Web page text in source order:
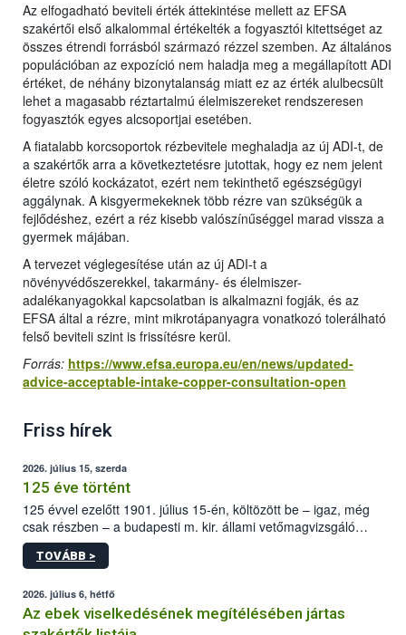
Az elfogadható beviteli érték áttekintése mellett az EFSA
szakértői első alkalommal értékelték a fogyasztói kitettséget az
összes étrendi forrásból származó rézzel szemben. Az általános
populációban az expozíció nem haladja meg a megállapított ADI
értéket, de néhány bizonytalanság miatt ez az érték alulbecsült
lehet a magasabb réztartalmú élelmiszereket rendszeresen
fogyasztók egyes alcsoportjai esetében.
A fiatalabb korcsoportok rézbevitele meghaladja az új ADI-t, de
a szakértők arra a következtetésre jutottak, hogy ez nem jelent
életre szóló kockázatot, ezért nem tekinthető egészségügyi
aggálynak. A kisgyermekeknek több rézre van szükségük a
fejlődéshez, ezért a réz kisebb valószínűséggel marad vissza a
gyermek májában.
A tervezet véglegesítése után az új ADI-t a
növényvédőszerekkel, takarmány- és élelmiszer-
adalékanyagokkal kapcsolatban is alkalmazni fogják, és az
EFSA által a rézre, mint mikrotápanyagra vonatkozó tolerálható
felső beviteli szint is frissítésre kerül.
Forrás: https://www.efsa.europa.eu/en/news/updated-
advice-acceptable-intake-copper-consultation-open
Friss hírek
2026. július 15, szerda
125 éve történt
125 évvel ezelőtt 1901. július 15-én, költözött be – igaz, még
csak részben – a budapesti m. kir. állami vetőmagvizsgáló
állomás a Kis Rókus utca 15. szám alatti, Czigler Győző által
tervezett új épületébe.
TOVÁBB >
2026. július 6, hétfő
Az ebek viselkedésének megítélésében jártas